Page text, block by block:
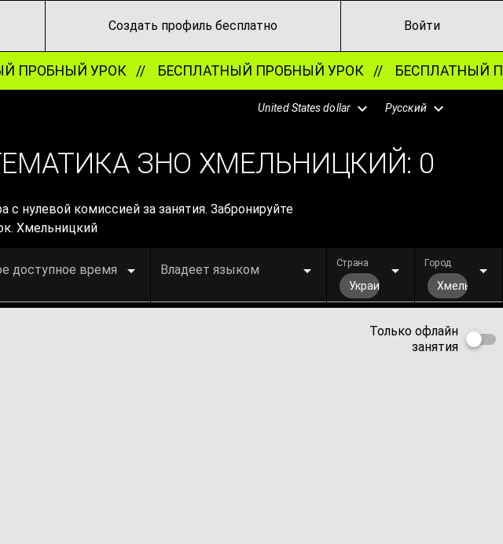
Создать профиль бесплатно Войти
ПРОБНЫЙ УРОК //БЕСПЛАТНЫЙ ПРОБНЫЙ УРОК //БЕСПЛАТНЫЙ
United States dollar Русский
ЗНО ХМЕЛЬНИЦКИЙ: 0
нулевой комиссией за занятия. Забронируйте
Хмельницкий
доступное время Владеет языком Страна
Украина
Город
Только офлайн
занятия